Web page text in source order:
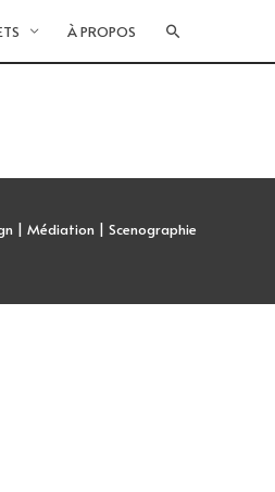
À PROPOS
| Médiation | Scenographie